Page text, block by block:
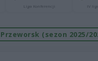
Liga Konferencji IV
(sezon 2025/